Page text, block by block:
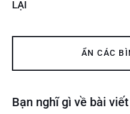
LẠI
ẨN CÁC
Bạn nghĩ gì về bài